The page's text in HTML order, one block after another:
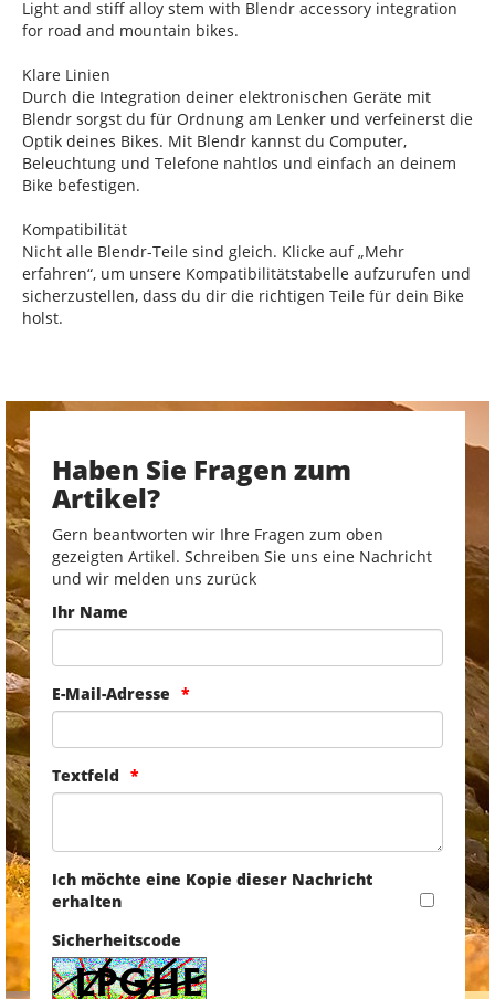
Light and stiff alloy stem with Blendr accessory integration
for road and mountain bikes.
Klare Linien
Durch die Integration deiner elektronischen Geräte mit
Blendr sorgst du für Ordnung am Lenker und verfeinerst die
Optik deines Bikes. Mit Blendr kannst du Computer,
Beleuchtung und Telefone nahtlos und einfach an deinem
Bike befestigen.
Kompatibilität
Nicht alle Blendr-Teile sind gleich. Klicke auf „Mehr
erfahren“, um unsere Kompatibilitätstabelle aufzurufen und
sicherzustellen, dass du dir die richtigen Teile für dein Bike
holst.
Haben Sie Fragen zum
Artikel?
Gern beantworten wir Ihre Fragen zum oben
gezeigten Artikel. Schreiben Sie uns eine Nachricht
und wir melden uns zurück
Ihr Name
E-Mail-Adresse
Textfeld
Ich möchte eine Kopie dieser Nachricht
erhalten
Sicherheitscode